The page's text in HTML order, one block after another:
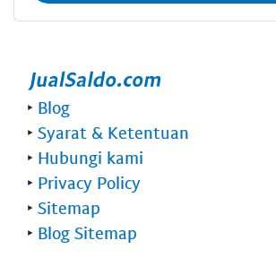
‣ Blog
‣ Syarat & Ketentuan
‣ Hubungi kami
‣ Privacy Policy
‣ Sitemap
‣ Blog Sitemap